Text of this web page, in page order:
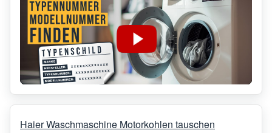
Haier Waschmaschine Motorkohlen tauschen